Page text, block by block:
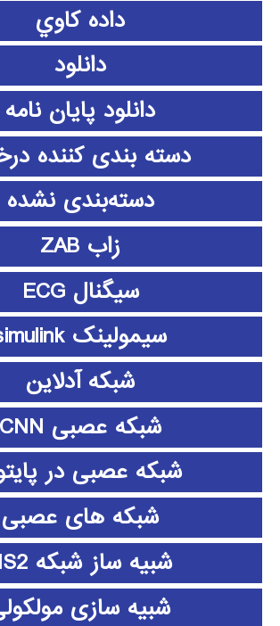
داده كاوي
دانلود
دانلود پايان نامه
دسته بندی کننده
دسته‌بندی نشده
زاب ZAB
سیگنال ECG
سیمولینک simulink
شبکه آدلاین
شبکه عصبی CNN
شبکه عصبی در
شبکه های عصبی
شبیه ساز شبکه NS2
شبیه سازی